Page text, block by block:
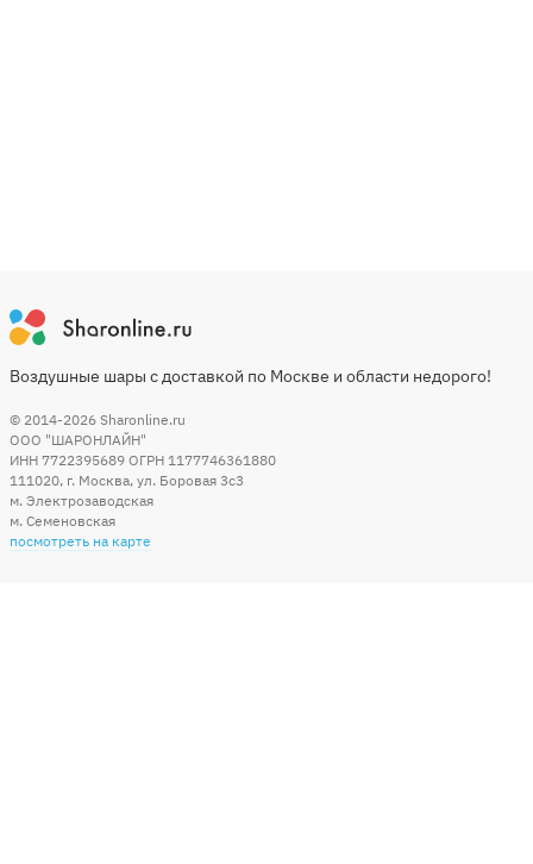
Воздушные шары с доставкой по Москве и области недорого!
© 2014-2026 Sharonline.ru
ООО "ШАРОНЛАЙН"
ИНН 7722395689 ОГРН 1177746361880
111020, г. Москва, ул. Боровая 3c3
м. Электрозаводская
м. Семеновская
посмотреть на карте